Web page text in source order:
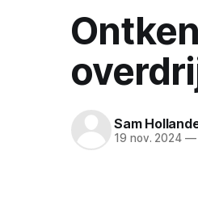
Sam
19 nov. 2024 —